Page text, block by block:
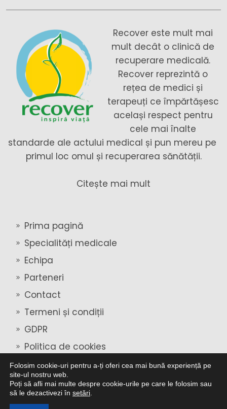
Folosim cookie-uri pentru a-ți oferi cea mai bună experiență pe
site-ul nostru web.
Poți să afli mai multe despre cookie-urile pe care le folosim sau
să le dezactivezi în setări
Recover este mult mai
mult decât o clinică de
recuperare medicală.
Recover reprezintă o
rețea de medici și
terapeuți ce împărtășesc
același respect pentru
cele mai înalte
standarde ale actului medical și pun mereu pe
primul loc omul și recuperarea sănătății.
Citește mai mult
Prima pagină
Specialități medicale
Echipa
Parteneri
Contact
Termeni și condiții
GDPR
Politica de cookies
Copyright © 2026 - Recover
Urmăriți-ne și pe